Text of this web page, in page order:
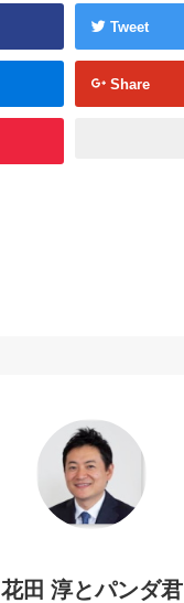
Tweet
Share
花田 淳とパンダ君